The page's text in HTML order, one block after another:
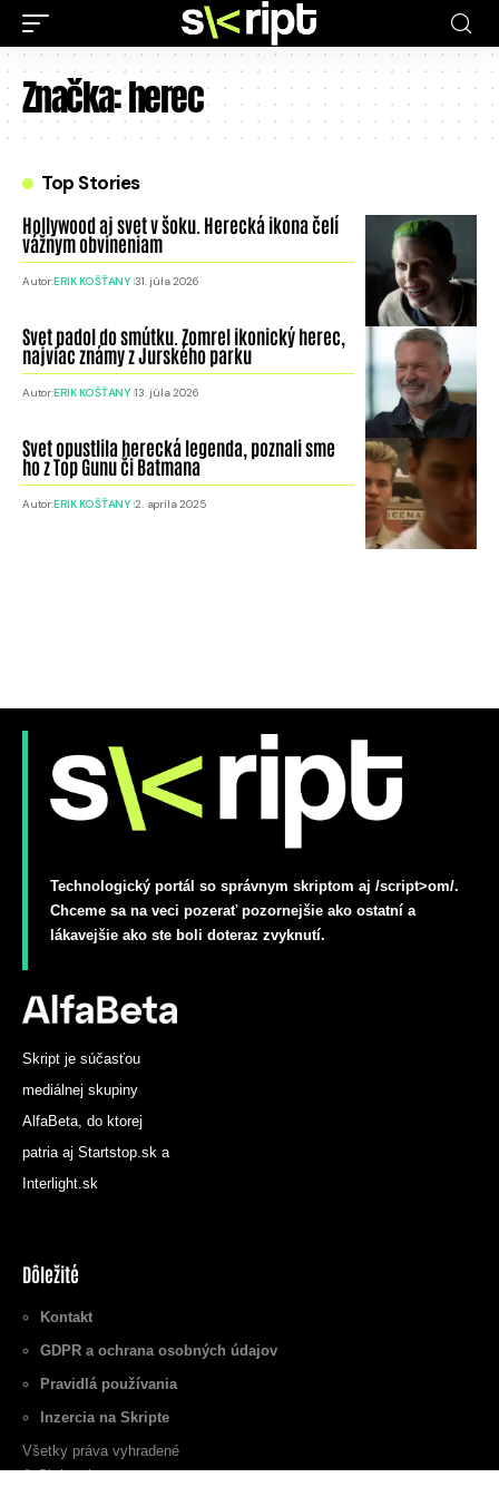
Značka:herec
Top Stories
Hollywood aj svet v šoku. Herecká ikona čelí
vážnym obvineniam
Autor:ERIK KOŠŤANY 31. júla 2026
Svet padol do smútku. Zomrel ikonický herec,
najviac známy z Jurského parku
Autor:ERIK KOŠŤANY 13. júla 2026
Svet opustlila herecká legenda, poznali sme
ho z Top Gunu či Batmana
Autor:ERIK KOŠŤANY 2. apríla 2025
Technologický portál so správnym skriptom aj /script>om/.
Chceme sa na veci pozerať pozornejšie ako ostatní a
lákavejšie ako ste boli doteraz zvyknutí.
Skript je súčasťou
mediálnej skupiny
AlfaBeta, do ktorej
patria aj Startstop.sk a
Interlight.sk
Dôležité
Kontakt
GDPR a ochrana osobných údajov
Pravidlá používania
Inzercia na Skripte
Všetky práva vyhradené
© Skript.sk